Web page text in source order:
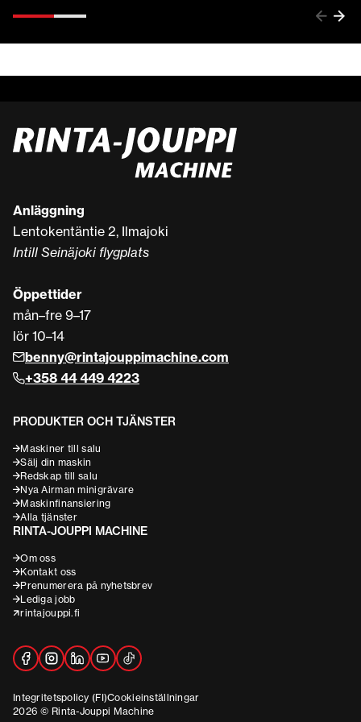
Anläggning
Lentokentäntie 2, Ilmajoki
Intill Seinäjoki flygplats
Öppettider
mån–fre 9–17
lör 10–14
benny@rintajouppimachine.com
+358 44 449 4223
PRODUKTER OCH TJÄNSTER
Maskiner till salu
Sälj din maskin
Redskap till salu
Nya Airman minigrävare
Maskinfinansiering
Alla tjänster
RINTA-JOUPPI MACHINE
Om oss
Kontakt oss
Prenumerera på nyhetsbrev
Lediga jobb
rintajouppi.fi
Integritetspolicy (FI)Cookieinställningar
2026 © Rinta-Jouppi Machine